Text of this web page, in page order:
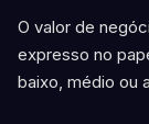
O valor de
expresso no
baixo, médio ou